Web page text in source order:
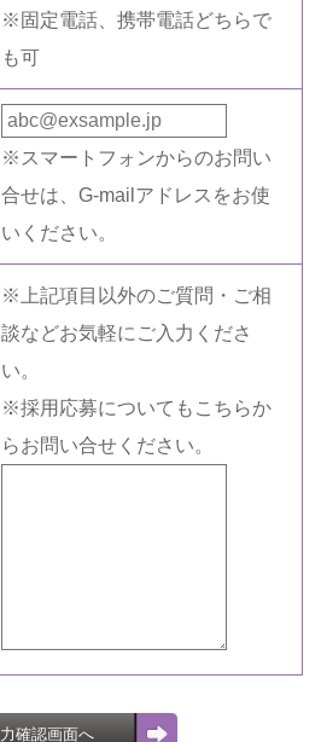
※固定電話、携帯電話どちらで
も可
※スマートフォンからのお問い
合せは、G-mailアドレスをお使
いください。
※上記項目以外のご質問・ご相
談などお気軽にご入力くださ
い。
※採用応募についてもこちらか
らお問い合せください。